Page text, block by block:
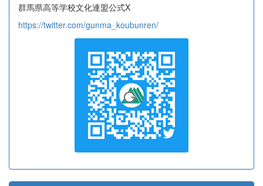
群馬県高等学校文化連盟公式X
https://twitter.com/gunma_koubunren/